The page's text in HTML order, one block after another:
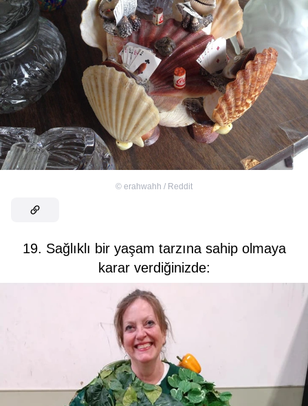
© erahwahh / Reddit
19. Sağlıklı bir yaşam tarzına sahip olmaya
karar verdiğinizde: